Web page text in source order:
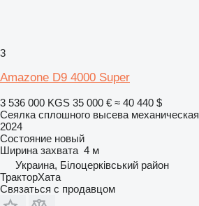
3
Amazone D9 4000 Super
3 536 000 KGS 35 000 € ≈ 40 440 $
Сеялка сплошного высева механическая
2024
Состояние новый
Ширина захвата 4 м
Украина, Білоцерківський район
ТракторХата
Связаться с продавцом